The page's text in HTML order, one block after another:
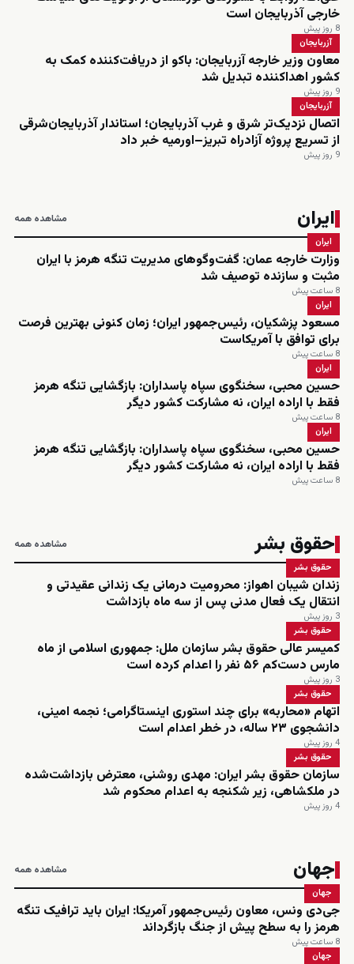
خارجی آذربایجان است
8 روز پیش
آزربایجان
معاون وزیر خارجه آزربایجان: باکو از دریافت‌کننده کمک به
کشور اهداکننده تبدیل شد
9 روز پیش
آزربایجان
اتصال نزدیک‌تر شرق و غرب آذربایجان؛ استاندار آذربایجان‌شرقی
از تسریع پروژه آزادراه تبریز–اورمیه خبر داد
9 روز پیش
ایران مشاهده همه
ایران
وزارت خارجه عمان: گفت‌وگوهای مدیریت تنگه هرمز با ایران
مثبت و سازنده توصیف شد
8 ساعت پیش
ایران
مسعود پزشکیان، رئیس‌جمهور ایران؛ زمان کنونی بهترین فرصت
برای توافق با آمریکاست
8 ساعت پیش
ایران
حسین محبی، سخنگوی سپاه پاسداران: بازگشایی تنگه هرمز
فقط با اراده ایران، نه مشارکت کشور دیگر
8 ساعت پیش
ایران
حسین محبی، سخنگوی سپاه پاسداران: بازگشایی تنگه هرمز
فقط با اراده ایران، نه مشارکت کشور دیگر
8 ساعت پیش
حقوق بشر مشاهده همه
حقوق بشر
زندان شیبان اهواز: محرومیت درمانی یک زندانی عقیدتی و
انتقال یک فعال مدنی پس از سه ماه بازداشت
3 روز پیش
حقوق بشر
کمیسر عالی حقوق بشر سازمان ملل: جمهوری اسلامی از ماه
مارس دست‌کم ۵۶ نفر را اعدام کرده است
3 روز پیش
حقوق بشر
اتهام «محاربه» برای چند استوری اینستاگرامی؛ نجمه امینی،
دانشجوی ۲۳ ساله، در خطر اعدام است
4 روز پیش
حقوق بشر
سازمان حقوق بشر ایران: مهدی روشنی، معترض بازداشت‌شده
در ملکشاهی، زیر شکنجه به اعدام محکوم شد
4 روز پیش
جهان مشاهده همه
جهان
جی‌دی ونس، معاون رئیس‌جمهور آمریکا: ایران باید ترافیک تنگه
هرمز را به سطح پیش از جنگ بازگرداند
8 ساعت پیش
جهان